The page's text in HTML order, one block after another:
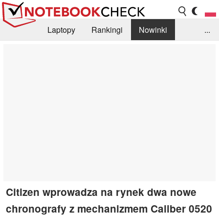
Laptopy Rankingi
Nowinki
...
Citizen wprowadza na rynek dwa nowe
chronografy z mechanizmem Caliber 0520